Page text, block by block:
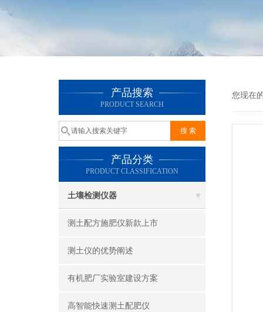
产品搜索
PRODUCT SEARCH
产品分类
PRODUCT CLASSIFICATION
土壤检测仪器
测土配方施肥仪新款上市
测土仪的优势阐述
有机肥厂实验室建设方案
高智能快速测土配肥仪
您现在